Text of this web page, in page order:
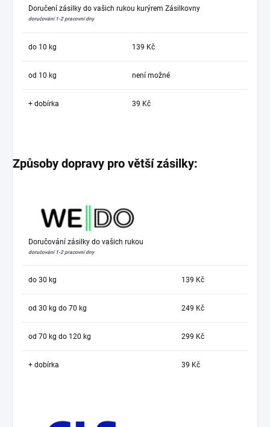
Doručení zásilky do vašich rukou kurýrem Zásilkovny
doručování 1-2 pracovní dny
do 10 kg 139 Kč
od 10 kg není možné
+ dobírka 39 Kč
Způsoby dopravy pro větší zásilky:
Doručování zásilky do vašich rukou
doručování 1-2 pracovní dny
do 30 kg 139 Kč
od 30 kg do 70 kg 249 Kč
od 70 kg do 120 kg 299 Kč
+ dobírka 39 Kč